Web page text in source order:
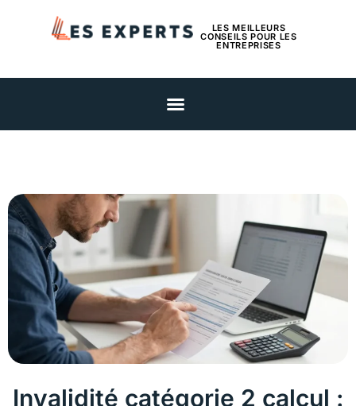
LES MEILLEURS
CONSEILS POUR LES
ENTREPRISES
Invalidité catégorie 2 calcul :